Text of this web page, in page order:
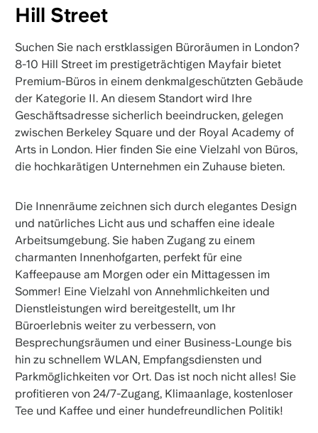
Hill Street
Suchen Sie nach erstklassigen Büroräumen in London?
8-10 Hill Street im prestigeträchtigen Mayfair bietet
Premium-Büros in einem denkmalgeschützten Gebäude
der Kategorie II. An diesem Standort wird Ihre
Geschäftsadresse sicherlich beeindrucken, gelegen
zwischen Berkeley Square und der Royal Academy of
Arts in London. Hier finden Sie eine Vielzahl von Büros,
die hochkarätigen Unternehmen ein Zuhause bieten.
Die Innenräume zeichnen sich durch elegantes Design
und natürliches Licht aus und schaffen eine ideale
Arbeitsumgebung. Sie haben Zugang zu einem
charmanten Innenhofgarten, perfekt für eine
Kaffeepause am Morgen oder ein Mittagessen im
Sommer! Eine Vielzahl von Annehmlichkeiten und
Dienstleistungen wird bereitgestellt, um Ihr
Büroerlebnis weiter zu verbessern, von
Besprechungsräumen und einer Business-Lounge bis
hin zu schnellem WLAN, Empfangsdiensten und
Parkmöglichkeiten vor Ort. Das ist noch nicht alles! Sie
profitieren von 24/7-Zugang, Klimaanlage, kostenloser
Tee und Kaffee und einer hundefreundlichen Politik!